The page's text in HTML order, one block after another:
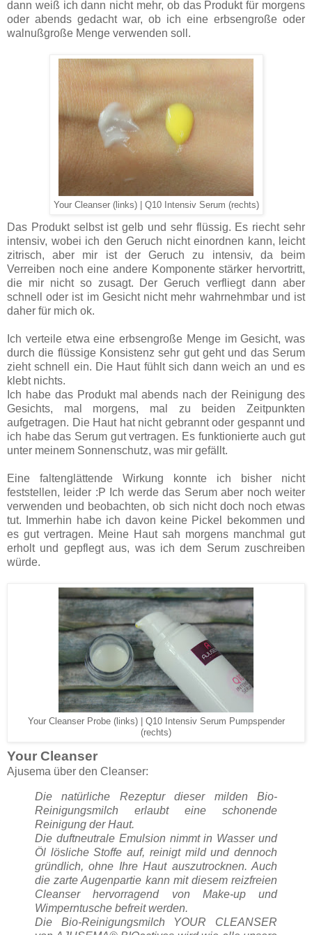
dann weiß ich dann nicht mehr, ob das Produkt für morgens
oder abends gedacht war, ob ich eine erbsengroße oder
walnußgroße Menge verwenden soll.
Your Cleanser (links) | Q10 Intensiv Serum (rechts)
Das Produkt selbst ist gelb und sehr flüssig. Es riecht sehr
intensiv, wobei ich den Geruch nicht einordnen kann, leicht
zitrisch, aber mir ist der Geruch zu intensiv, da beim
Verreiben noch eine andere Komponente stärker hervortritt,
die mir nicht so zusagt. Der Geruch verfliegt dann aber
schnell oder ist im Gesicht nicht mehr wahrnehmbar und ist
daher für mich ok.
Ich verteile etwa eine erbsengroße Menge im Gesicht, was
durch die flüssige Konsistenz sehr gut geht und das Serum
zieht schnell ein. Die Haut fühlt sich dann weich an und es
klebt nichts.
Ich habe das Produkt mal abends nach der Reinigung des
Gesichts, mal morgens, mal zu beiden Zeitpunkten
aufgetragen. Die Haut hat nicht gebrannt oder gespannt und
ich habe das Serum gut vertragen. Es funktionierte auch gut
unter meinem Sonnenschutz, was mir gefällt.
Eine faltenglättende Wirkung konnte ich bisher nicht
feststellen, leider :P Ich werde das Serum aber noch weiter
verwenden und beobachten, ob sich nicht doch noch etwas
tut. Immerhin habe ich davon keine Pickel bekommen und
es gut vertragen. Meine Haut sah morgens manchmal gut
erholt und gepflegt aus, was ich dem Serum zuschreiben
würde.
Your Cleanser Probe (links) | Q10 Intensiv Serum Pumpspender
(rechts)
Your Cleanser
Ajusema über den Cleanser:
Die natürliche Rezeptur dieser milden Bio-
Reinigungsmilch erlaubt eine schonende
Reinigung der Haut.
Die duftneutrale Emulsion nimmt in Wasser und
Öl lösliche Stoffe auf, reinigt mild und dennoch
gründlich, ohne Ihre Haut auszutrocknen. Auch
die zarte Augenpartie kann mit diesem reizfreien
Cleanser hervorragend von Make-up und
Wimperntusche befreit werden.
Die Bio-Reinigungsmilch YOUR CLEANSER